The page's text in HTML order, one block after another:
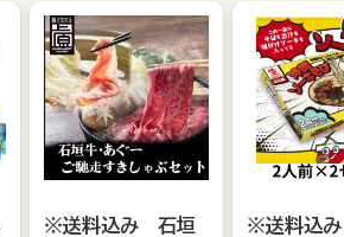
きないTシャツやトートバッグなど、オ
を多数いただいておりました、
ナルグッズ」をご購入いただくこと
用くださいませ。
ビスの向上と共に、随時商品を追加し
オン実店舗と同様に、ご愛顧を賜りま
へ遊びに来てください♪ですから
※送料込み 石垣
※送料込